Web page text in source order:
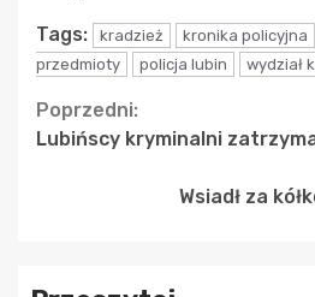
Tags: kradzież kronika policyjna
przedmioty
policja lubin wydział
Continue
Poprzedni:
Lubińscy kryminalni
Wsiadł za